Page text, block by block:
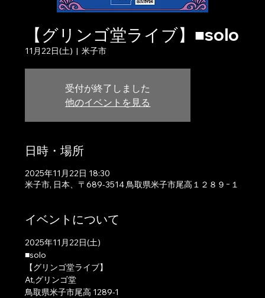
【グリンゴ堂ライブ】■solo
11月22日(土)
  |
米子市
受付が終了しました
他のイベントを見る
日時・場所
2025年11月22日 18:30
米子市, 日本、〒689-3514 鳥取県米子市尾高１２８９−１
イベントについて
2025年11月22日(土)
■solo
【グリンゴ堂ライブ】
At,グリンゴ堂
鳥取県米子市尾高 1289-1